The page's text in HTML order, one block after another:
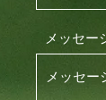
メッセー